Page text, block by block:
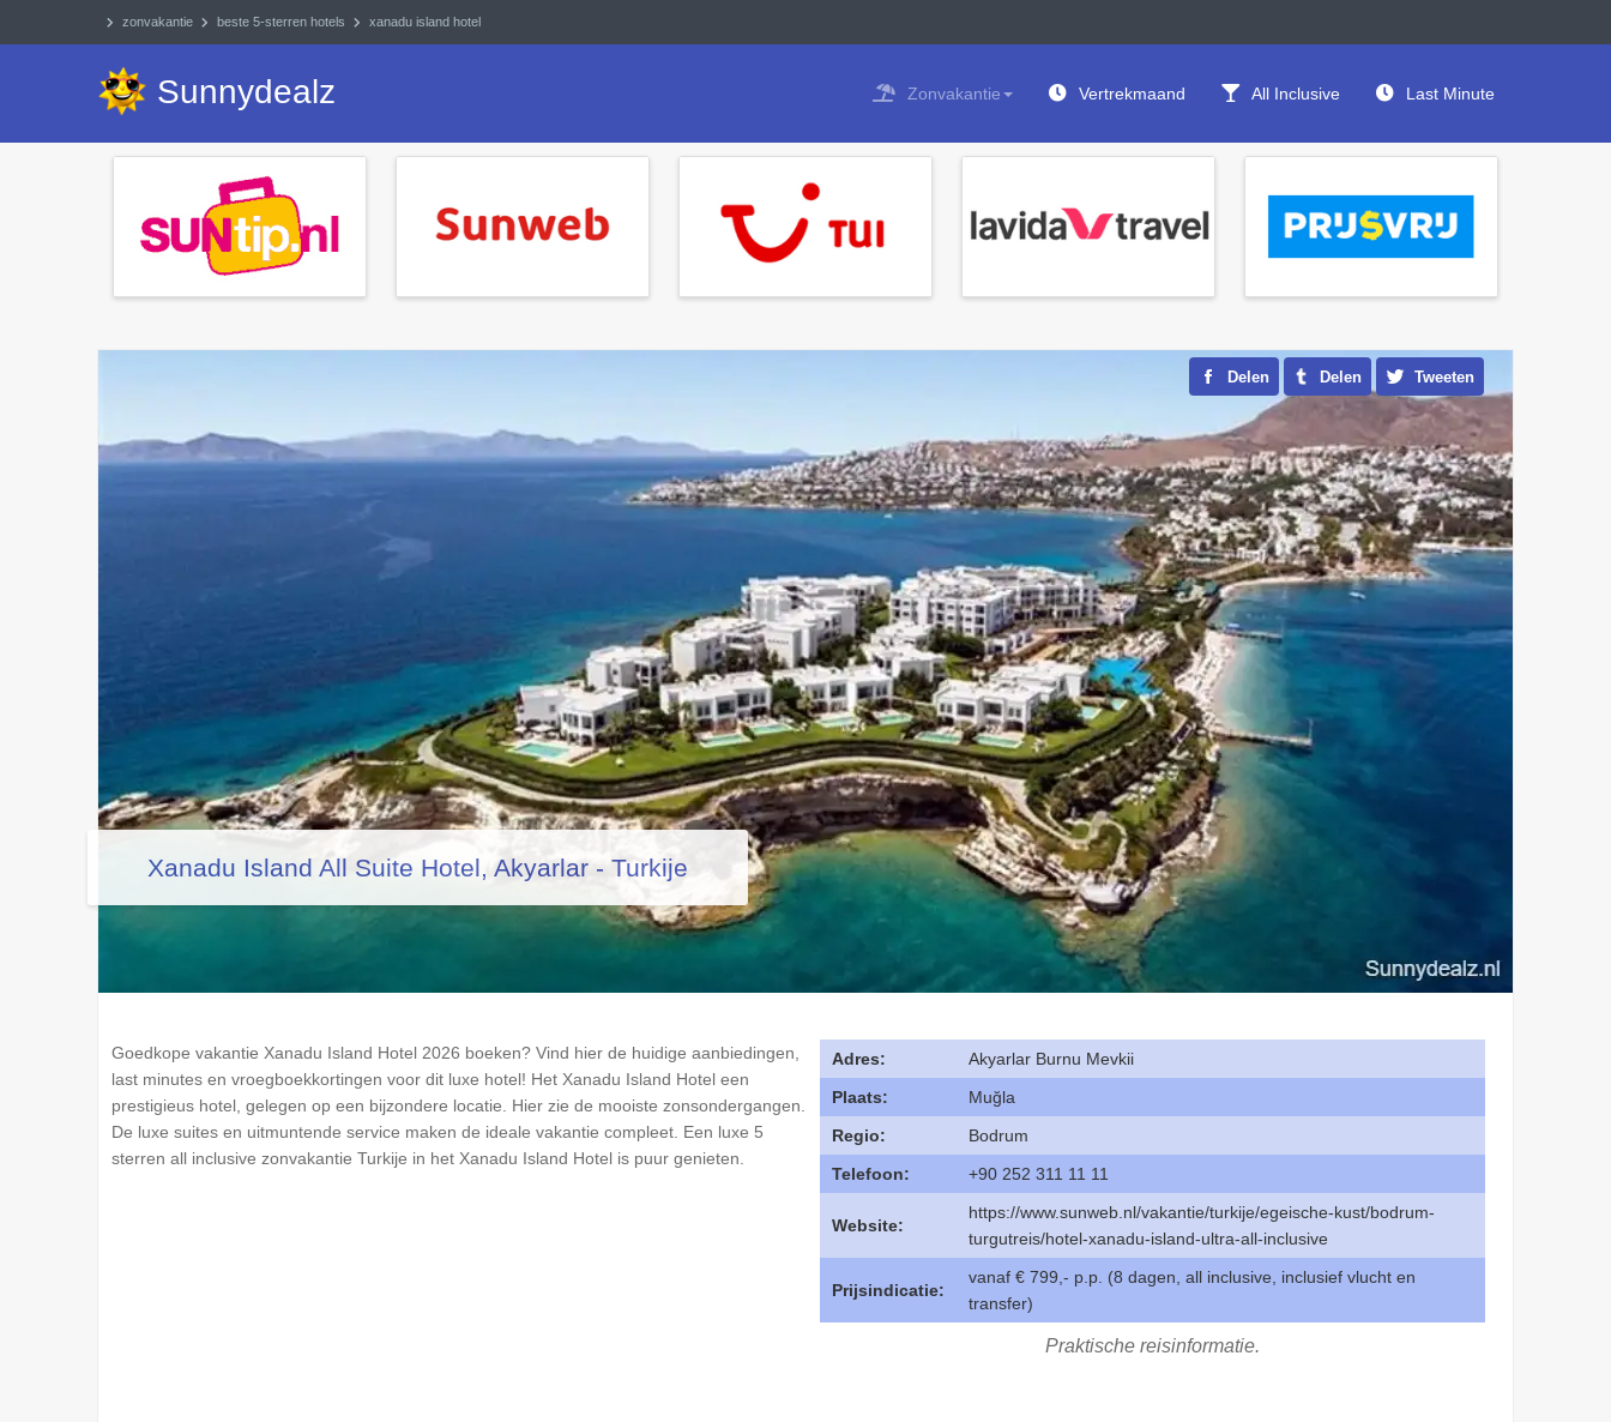
zonvakantie beste 5-sterren hotels xanadu island hotel
Sunnydealz Zonvakantie Vertrekmaand All Inclusive Last Minute
Xanadu Island All Suite Hotel, Akyarlar - Turkije
Delen Delen Tweeten
Adres:
Akyarlar Burnu Mevkii
Plaats:
Muğla
Regio:
Bodrum
Telefoon:
+90 252 311 11 11
Website:
https://www.sunweb.nl/vakantie/turkije/egeische-kust/bodrum-
turgutreis/hotel-xanadu-island-ultra-all-inclusive
Prijsindicatie:
vanaf € 799,- p.p. (8 dagen, all inclusive, inclusief vlucht en
transfer)
Praktische reisinformatie.
Goedkope vakantie Xanadu Island Hotel 2026 boeken? Vind hier de huidige aanbiedingen,
last minutes en vroegboekkortingen voor dit luxe hotel! Het Xanadu Island Hotel een
prestigieus hotel, gelegen op een bijzondere locatie. Hier zie de mooiste zonsondergangen.
De luxe suites en uitmuntende service maken de ideale vakantie compleet. Een luxe 5
sterren all inclusive zonvakantie Turkije in het Xanadu Island Hotel is puur genieten.